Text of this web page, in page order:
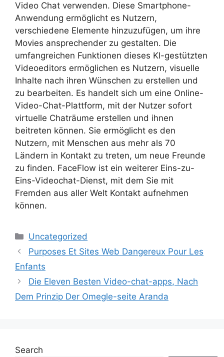
Video Chat verwenden. Diese Smartphone-
Anwendung ermöglicht es Nutzern,
verschiedene Elemente hinzuzufügen, um ihre
Movies ansprechender zu gestalten. Die
umfangreichen Funktionen dieses KI-gestützten
Videoeditors ermöglichen es Nutzern, visuelle
Inhalte nach ihren Wünschen zu erstellen und
zu bearbeiten. Es handelt sich um eine Online-
Video-Chat-Plattform, mit der Nutzer sofort
virtuelle Chaträume erstellen und ihnen
beitreten können. Sie ermöglicht es den
Nutzern, mit Menschen aus mehr als 70
Ländern in Kontakt zu treten, um neue Freunde
zu finden. FaceFlow ist ein weiterer Eins-zu-
Eins-Videochat-Dienst, mit dem Sie mit
Fremden aus aller Welt Kontakt aufnehmen
können.
Categories
Uncategorized
Purposes Et Sites Web Dangereux Pour Les
Enfants
Die Eleven Besten Video-chat-apps, Nach
Dem Prinzip Der Omegle-seite Aranda
Search